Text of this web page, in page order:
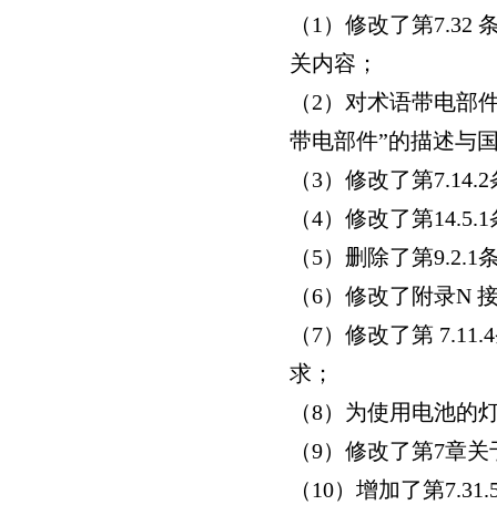
（1 ）修改了第7.32
关内容；
（2）对术语带电部
带电部件”的描述与
（3）修改了第7.14.2
（4）修改了第14.5.1
（5）删除了第9.2.1
（6）修改了附录N
（7）修改了第 7.11.4
求；
（8）为使用电池的
（9）修改了第7章关
（10）增加了第